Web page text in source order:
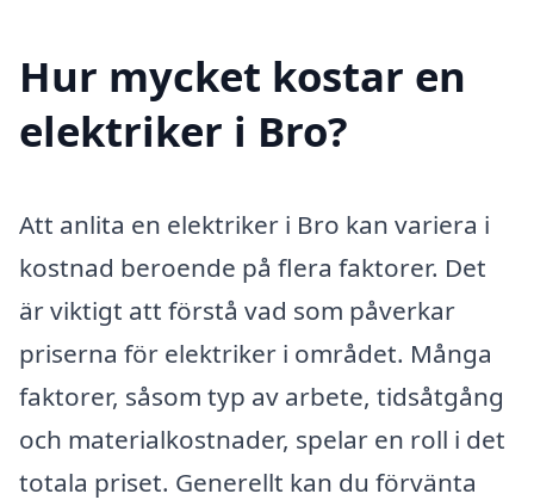
Hur mycket kostar en
elektriker i Bro?
Att anlita en elektriker i Bro kan variera i
kostnad beroende på flera faktorer. Det
är viktigt att förstå vad som påverkar
priserna för elektriker i området. Många
faktorer, såsom typ av arbete, tidsåtgång
och materialkostnader, spelar en roll i det
totala priset. Generellt kan du förvänta